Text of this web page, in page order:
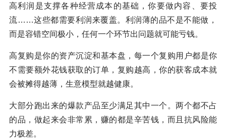
高利润是支撑各种经营成本的基础，你要做内容、要投
流……这些都需要利润来覆盖。利润薄的品不是不能做，
而是容错空间极小，任何一个环节出问题就可能亏钱。
高复购是你的资产沉淀和基本盘，每一个复购用户都是你
不需要额外花钱获取的订单，复购越高，你的获客成本就
会被摊得越薄，生意模型就越健康。
大部分跑出来的爆款产品至少满足其中一个。两个都不占
的品，做起来会非常累，赚的都是辛苦钱，而且抗风险能
力极差。